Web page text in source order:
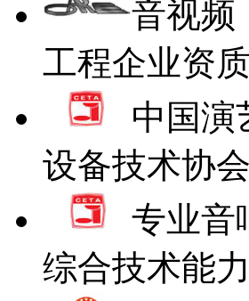
音视频
工程企业资
中国演
设备技术协
专业音
综合技术能